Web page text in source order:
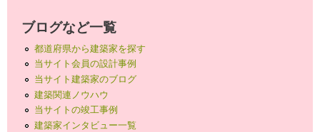
ブログなど一覧
都道府県から建築家を探す
当サイト会員の設計事例
当サイト建築家のブログ
建築関連ノウハウ
当サイトの竣工事例
建築家インタビュー一覧